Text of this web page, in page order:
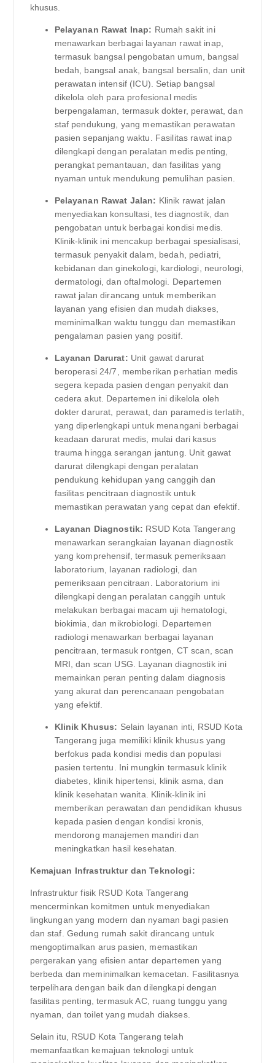
khusus.
Pelayanan Rawat Inap: Rumah sakit ini
menawarkan berbagai layanan rawat inap,
termasuk bangsal pengobatan umum, bangsal
bedah, bangsal anak, bangsal bersalin, dan unit
perawatan intensif (ICU). Setiap bangsal
dikelola oleh para profesional medis
berpengalaman, termasuk dokter, perawat, dan
staf pendukung, yang memastikan perawatan
pasien sepanjang waktu. Fasilitas rawat inap
dilengkapi dengan peralatan medis penting,
perangkat pemantauan, dan fasilitas yang
nyaman untuk mendukung pemulihan pasien.
Pelayanan Rawat Jalan: Klinik rawat jalan
menyediakan konsultasi, tes diagnostik, dan
pengobatan untuk berbagai kondisi medis.
Klinik-klinik ini mencakup berbagai spesialisasi,
termasuk penyakit dalam, bedah, pediatri,
kebidanan dan ginekologi, kardiologi, neurologi,
dermatologi, dan oftalmologi. Departemen
rawat jalan dirancang untuk memberikan
layanan yang efisien dan mudah diakses,
meminimalkan waktu tunggu dan memastikan
pengalaman pasien yang positif.
Layanan Darurat: Unit gawat darurat
beroperasi 24/7, memberikan perhatian medis
segera kepada pasien dengan penyakit dan
cedera akut. Departemen ini dikelola oleh
dokter darurat, perawat, dan paramedis terlatih,
yang diperlengkapi untuk menangani berbagai
keadaan darurat medis, mulai dari kasus
trauma hingga serangan jantung. Unit gawat
darurat dilengkapi dengan peralatan
pendukung kehidupan yang canggih dan
fasilitas pencitraan diagnostik untuk
memastikan perawatan yang cepat dan efektif.
Layanan Diagnostik: RSUD Kota Tangerang
menawarkan serangkaian layanan diagnostik
yang komprehensif, termasuk pemeriksaan
laboratorium, layanan radiologi, dan
pemeriksaan pencitraan. Laboratorium ini
dilengkapi dengan peralatan canggih untuk
melakukan berbagai macam uji hematologi,
biokimia, dan mikrobiologi. Departemen
radiologi menawarkan berbagai layanan
pencitraan, termasuk rontgen, CT scan, scan
MRI, dan scan USG. Layanan diagnostik ini
memainkan peran penting dalam diagnosis
yang akurat dan perencanaan pengobatan
yang efektif.
Klinik Khusus: Selain layanan inti, RSUD Kota
Tangerang juga memiliki klinik khusus yang
berfokus pada kondisi medis dan populasi
pasien tertentu. Ini mungkin termasuk klinik
diabetes, klinik hipertensi, klinik asma, dan
klinik kesehatan wanita. Klinik-klinik ini
memberikan perawatan dan pendidikan khusus
kepada pasien dengan kondisi kronis,
mendorong manajemen mandiri dan
meningkatkan hasil kesehatan.
Kemajuan Infrastruktur dan Teknologi:
Infrastruktur fisik RSUD Kota Tangerang
mencerminkan komitmen untuk menyediakan
lingkungan yang modern dan nyaman bagi pasien
dan staf. Gedung rumah sakit dirancang untuk
mengoptimalkan arus pasien, memastikan
pergerakan yang efisien antar departemen yang
berbeda dan meminimalkan kemacetan. Fasilitasnya
terpelihara dengan baik dan dilengkapi dengan
fasilitas penting, termasuk AC, ruang tunggu yang
nyaman, dan toilet yang mudah diakses.
Selain itu, RSUD Kota Tangerang telah
memanfaatkan kemajuan teknologi untuk